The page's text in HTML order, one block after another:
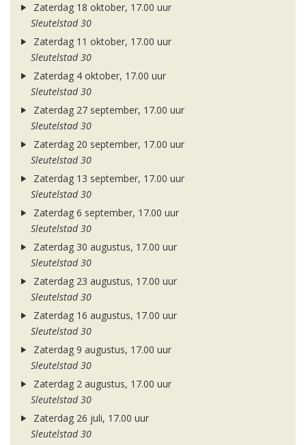
Zaterdag 18 oktober, 17.00 uur
Sleutelstad 30
Zaterdag 11 oktober, 17.00 uur
Sleutelstad 30
Zaterdag 4 oktober, 17.00 uur
Sleutelstad 30
Zaterdag 27 september, 17.00 uur
Sleutelstad 30
Zaterdag 20 september, 17.00 uur
Sleutelstad 30
Zaterdag 13 september, 17.00 uur
Sleutelstad 30
Zaterdag 6 september, 17.00 uur
Sleutelstad 30
Zaterdag 30 augustus, 17.00 uur
Sleutelstad 30
Zaterdag 23 augustus, 17.00 uur
Sleutelstad 30
Zaterdag 16 augustus, 17.00 uur
Sleutelstad 30
Zaterdag 9 augustus, 17.00 uur
Sleutelstad 30
Zaterdag 2 augustus, 17.00 uur
Sleutelstad 30
Zaterdag 26 juli, 17.00 uur
Sleutelstad 30